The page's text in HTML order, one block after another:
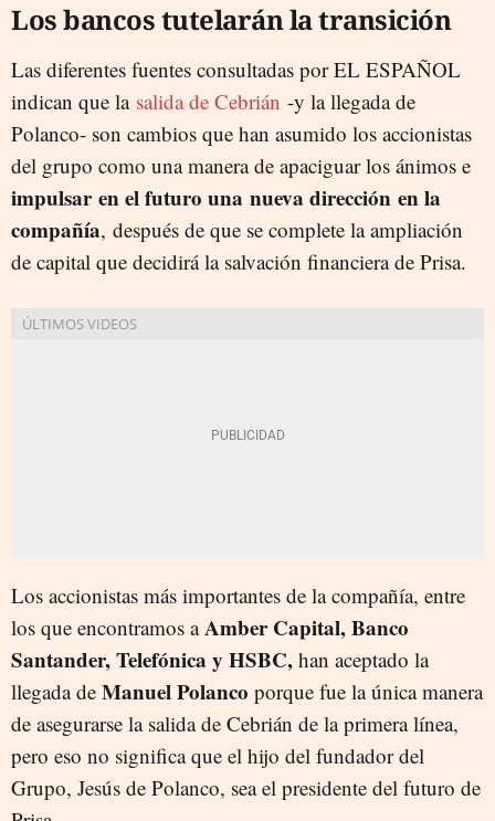
Los bancos tutelarán la transición
Las diferentes fuentes consultadas por EL ESPAÑOL
indican que la salida de Cebrián -y la llegada de
Polanco- son cambios que han asumido los accionistas
del grupo como una manera de apaciguar los ánimos e
impulsar en el futuro una nueva dirección en la
compañía, después de que se complete la ampliación
de capital que decidirá la salvación financiera de Prisa.
Los accionistas más importantes de la compañía, entre
los que encontramos aAmber Capital, Banco
Santander, Telefónica y HSBC, han aceptado la
llegada de Manuel Polanco porque fue la única manera
de asegurarse la salida de Cebrián de la primera línea,
pero eso no significa que el hijo del fundador del
Grupo, Jesús de Polanco, sea el presidente del futuro de